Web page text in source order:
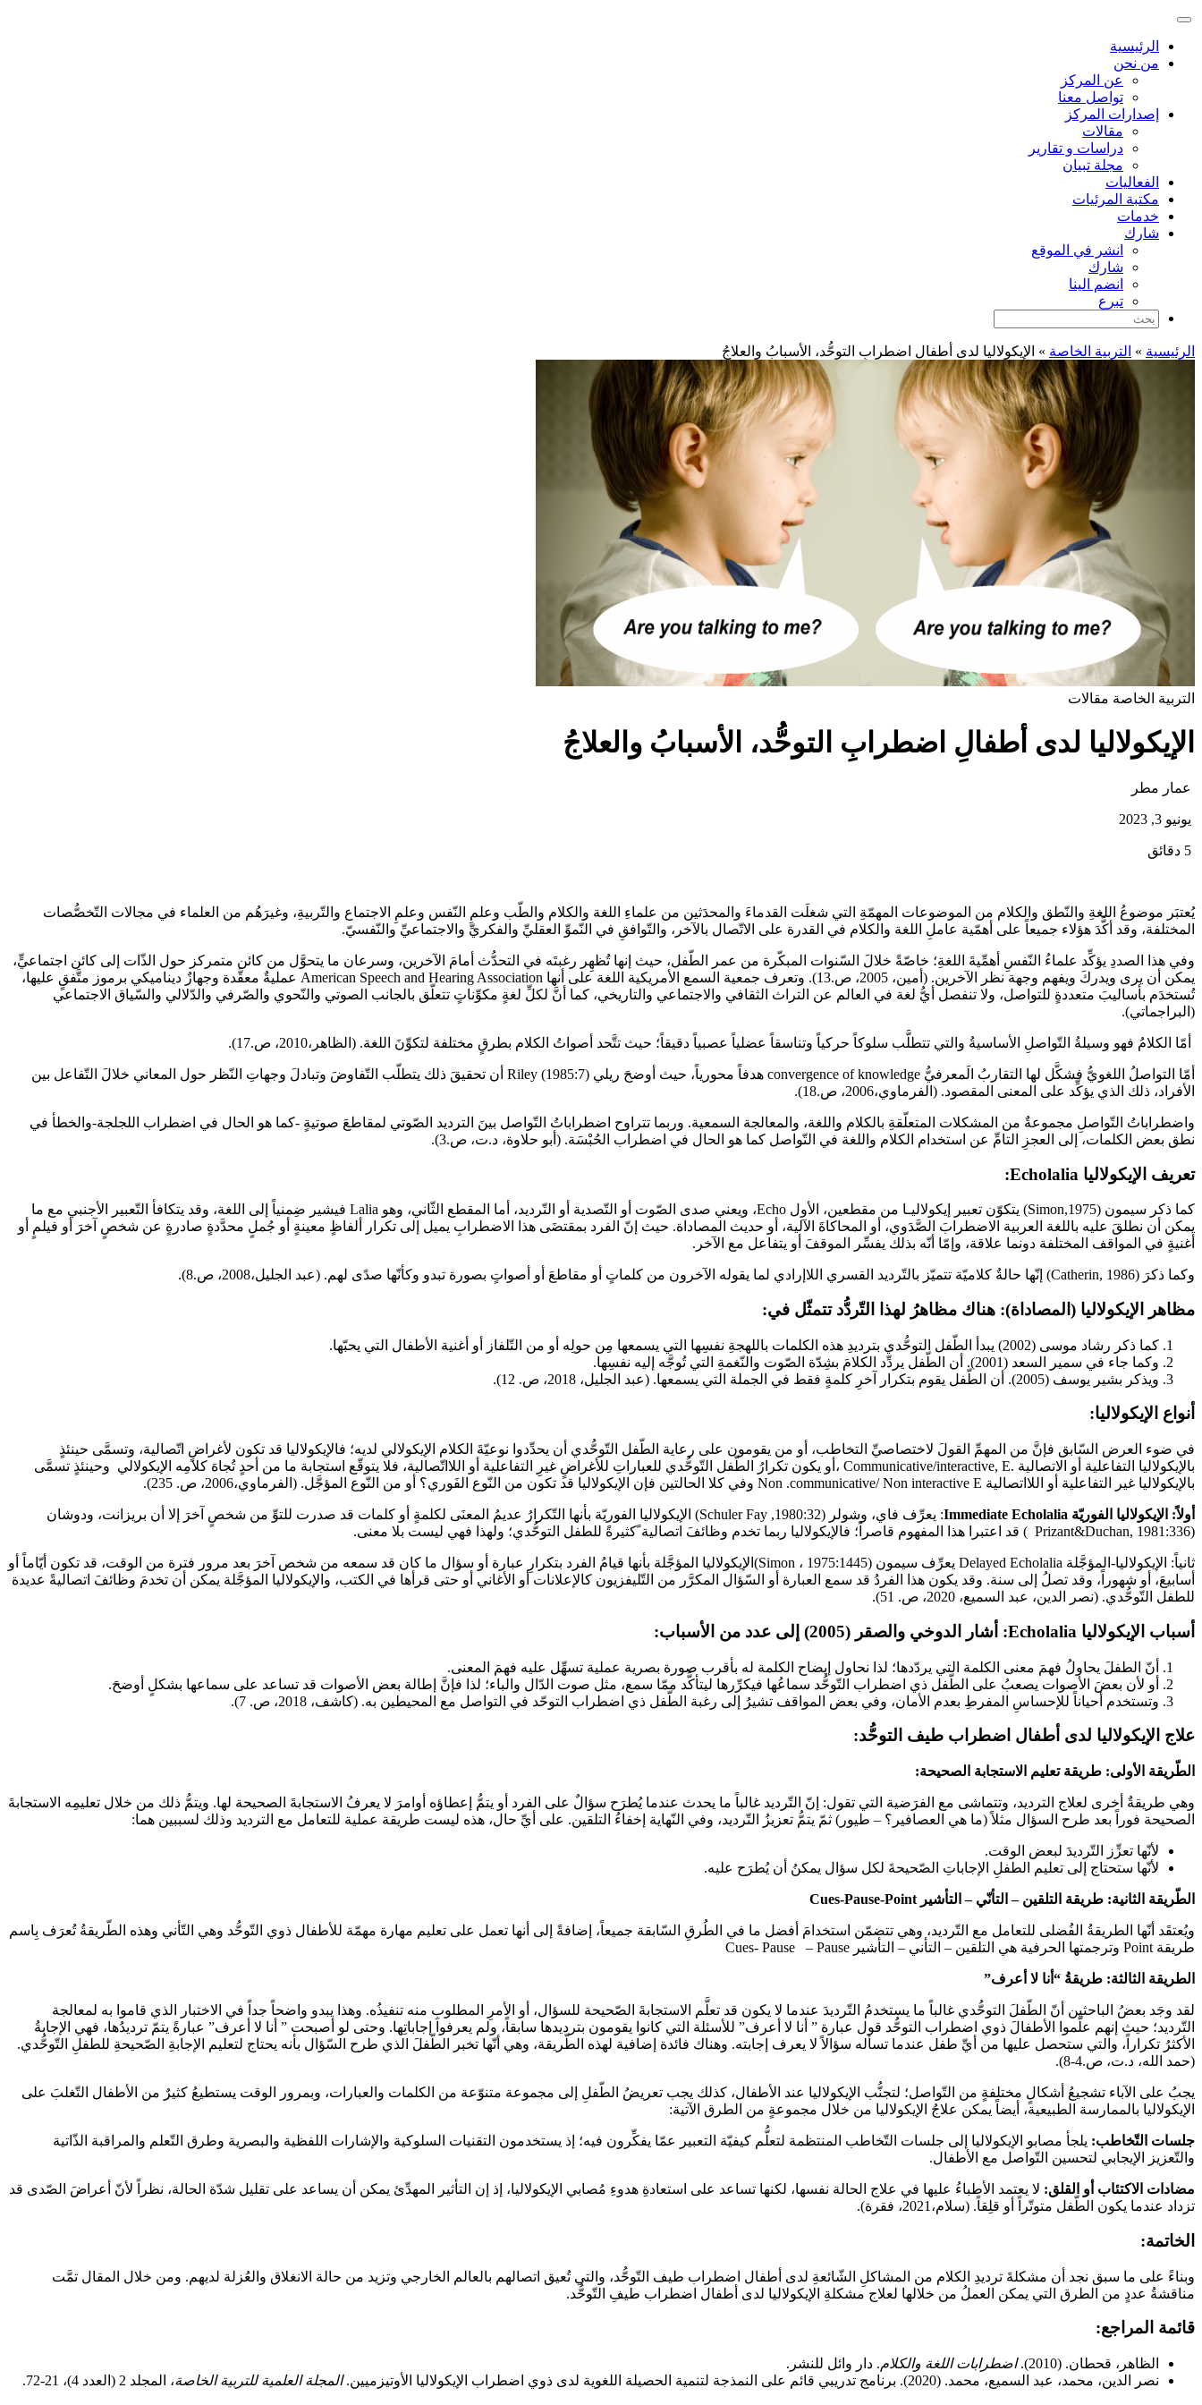
الرئيسية
من نحن
عن المركز
تواصل معنا
إصدارات المركز
مقالات
دراسات و تقارير
مجلة تبيان
الفعاليات
مكتبة المرئيات
خدمات
شارك
انشر في الموقع
شارك
انضم الينا
تبرع
الرئيسية » التربية الخاصة » الإيكولاليا لدى أطفالِ اضطرابِ التوحُّد، الأسبابُ والعلاجُ
التربية الخاصة مقالات
الإيكولاليا لدى أطفالِ اضطرابِ التوحُّد، الأسبابُ والعلاجُ
عمار مطر
يونيو 3, 2023
يُعتبَر موضوعُ اللغةِ والنّطق والكلام من الموضوعات المهمّةِ التي شغلَت القدماءَ والمحدَثين من علماءِ اللغة والكلام والطّب وعلمِ النّفس وعلمِ الاجتماع والتّربيةِ، وغيرَهُم من العلماء في مجالات التّخصُّصات
المختلفة، وقد أكَّدَ هؤلاء جميعاً على أهمّية عاملِ اللغة والكلام في القدرة على الاتّصال بالآخر، والتّوافقِ في النّموِّ العقليِّ والفكريِّ والاجتماعيِّ والنّفسيّ.
وفي هذا الصددِ يؤكِّد علماءُ النّفسِ أهمِّيةَ اللغةِ؛ خاصّةً خلالَ السّنوات المبكّرة من عمر الطّفل، حيث إنها تُظهِر رغبتَه في التحدُّث أمامَ الآخرين، وسرعان ما يتحوَّل من كائن متمركز حول الذّات إلى كائن اجتماعيٍّ،
يمكن أن يرى ويدركَ ويفهم وجهة نظر الآخرين. (أمين، 2005، ص.13). وتعرف جمعية السمع الأمريكية اللغة على أنها American Speech and Hearing Association عمليةٌ معقَّدة وجهازٌ ديناميكي برموز متَّفقٍ عليها،
تُستخدَم بأساليبَ متعددةٍ للتواصل، ولا تنفصل أيُّ لغة في العالم عن التراث الثقافي والاجتماعي والتاريخي، كما أنَّ لكلِّ لغةٍ مكوِّناتٍ تتعلّق بالجانب الصوتي والنّحوي والصّرفي والدّلالي والسّياق الاجتماعي
(البراجماتي).
أمّا الكلامُ فهو وسيلةُ التّواصلِ الأساسيةُ والتي تتطلَّب سلوكاً حركياً وتناسقاً عضلياً عصبياً دقيقاً؛ حيث تتَّحد أصواتُ الكلام بطرقٍ مختلفة لتكوِّنَ اللغة. (الظاهر،2010، ص.17).
أمّا التواصلُ اللغويُّ فشكَّل لها التقاربُ الَمعرفيُّ convergence of knowledge هدفاً محورياً، حيث أوضحَ ريلي (1985:7) Riley أن تحقيقَ ذلك يتطلّب التّفاوضَ وتبادلَ وجهاتِ النّظر حول المعاني خلالَ التّفاعل بين
الأفراد، ذلك الذي يؤكِّد على المعنى المقصود. (الفرماوي،2006، ص.18).
واضطراباتُ التّواصلِ مجموعةٌ من المشكلات المتعلّقةِ بالكلام واللغة، والمعالجة السمعية. وربما تتراوح اضطراباتُ التّواصل بينَ الترديد الصّوتي لمقاطعَ صوتيةٍ -كما هو الحال في اضطراب اللجلجة-والخطأ في
نطق بعض الكلمات، إلى العجزِ التامِّ عن استخدام الكلام واللغة في التّواصل كما هو الحال في اضطراب الحُبْسَة. (أبو حلاوة، د.ت، ص.3).
تعريف الإيكولاليا Echolalia
:
كما ذكر سيمون (1975,Simon) يتكوّن تعبير إيكولاليـا من مقطعين، الأول Echo، ويعني صدى الصّوت أو التّصدية أو التّرديد، أما المقطع الثّاني، وهو Lalia فيشير ضِمنياً إلى اللغة، وقد يتكافأ التّعبير الأجنبي مع ما
يمكن أن نطلقَ عليه باللغة العربية الاضطرابَ الصَّدَوي، أو المحاكاةَ الآلية، أو حديث المصاداة. حيث إنّ الفرد بمقتضَى هذا الاضطرابِ يميل إلى تكرار ألفاظٍ معينةٍ أو جُملٍ محدَّدةٍ صادرةٍ عن شخصٍ آخرَ أو فيلمٍ أو
أغنيةٍ في المواقف المختلفة دونما علاقة، وإمّا أنّه بذلك يفسِّر الموقفَ أو يتفاعل مع الآخر.
وكما ذكرَ (1986 ,Catherin) إنّها حالةٌ كلاميّة تتميّز بالتّرديد القسري اللاإرادي لما يقوله الآخرون من كلماتٍ أو مقاطعَ أو أصواتٍ بصورة تبدو وكأنّها صدًى لهم. (عبد الجليل،2008، ص.8).
مظاهر الإيكولاليا (المصاداة): هناك مظاهرُ لهذا التّردُّد تتمثّل في:
كما ذكر رشاد موسى (2002) يبدأ الطّفل التوحُّدي بترديدِ هذه الكلمات باللهجةِ نفسِها التي يسمعها مِن حولِه أو من التّلفاز أو أغنية الأطفال التي يحبّها.
وكما جاء في سمير السعد (2001). أن الطّفل يردِّد الكلامَ بشِدّة الصّوت والنّغمةِ التي تُوجَّه إليه نفسِها.
ويذكر بشير يوسف (2005). أن الطّفل يقوم بتكرار آخرِ كلمةٍ فقط في الجملة التي يسمعها. (عبد الجليل، 2018، ص. 12).
أنواع الإيكولاليا:
في ضوء العرض السّابق فإنَّ من المهمِّ القولَ لاختصاصيِّ التخاطب، أو من يقومون على رعاية الطّفل التّوحُّدي أن يحدِّدوا نوعيّةَ الكلام الإيكولالي لديه؛ فالإيكولاليا قد تكون لأغراضٍ اتّصالية، وتسمَّى حينئذٍ
بالإيكولاليا التفاعلية أو الاتصالية .Communicative/interactive, E ،أو يكون تكرارُ الطّفل التّوحُّدي للعباراتِ للأغراضٍ غيرِ التفاعلية أو اللااتّصالية، فلا يتوقّع استجابة ما من أحدٍ تُجاهَ كلامِه الإيكولالي وحينئذٍ تسمَّى
بالإيكولاليا غير التفاعلية أو اللااتصالية Non .communicative/ Non interactive E وفي كلا الحالتين فإن الإيكولاليا قد تكون من النّوع الفَوري؟ أو من النّوع المؤجَّل. (الفرماوي،2006، ص. 235).
أولاً: الإيكولاليا الفوريّة Immediate Echolalia
: يعرِّف فاي، وشولر (1980:32, Schuler Fay) الإيكولاليا الفوريّة بأنها التّكرارُ عديمُ المعنَى لكلمةٍ أو كلمات قد صدرت للتوِّ من شخصٍ آخرَ إلا أن بريزانت، ودوشان
(1981:336 ,Prizant&Duchan ) قد اعتبرا هذا المفهوم قاصراً؛ فالإيكولاليا ربما تخدم وظائفَ اتصالية ًكثيرةً للطفل التوحُّدي؛ ولهذا فهي ليست بلا معنى.
ثانياً: الإيكولاليا-المؤجَّلة Delayed Echolalia يعرِّف سيمون (1975:1445 ، Simon)الإيكولاليا المؤجَّلة بأنها قيامُ الفرد بتكرارِ عبارة أو سؤال ما كان قد سمعه من شخص آخرَ بعد مرور فترة من الوقت، قد تكون أيّاماً أو
أسابيعَ، أو شهوراً، وقد تصلُ إلى سنة. وقد يكون هذا الفردُ قد سمع العبارة أو السّؤال المكرَّر من التّليفزيون كالإعلانات أو الأغاني أو حتى قرأها في الكتب، والإيكولاليا المؤجَّلة يمكن أن تخدمَ وظائفَ اتصاليةً عديدة
للطفل التّوحُّدي. (نصر الدين، عبد السميع، 2020، ص. 51).
أسباب الإيكولاليا Echolalia: أشار الدوخي والصقر (2005) إلى عدد من الأسباب:
أنّ الطفلَ يحاولُ فهمَ معنى الكلمة التي يردّدها؛ لذا نحاول إيضاح الكلمة له بأقرب صورة بصرية عملية تسهِّل عليه فهمَ المعنى.
أو لأن بعضَ الأصوات يصعبُ على الطّفل ذي اضطراب التّوحُّد سماعُها فيكرِّرها ليتأكَّد ممّا سمع، مثل صوت الدّال والباء؛ لذا فإنَّ إطالة بعض الأصوات قد تساعد على سماعها بشكلٍ أوضحَ.
وتستخدم أحياناً للإحساسِ المفرطِ بعدم الأمان، وفي بعض المواقف تشيرُ إلى رغبة الطّفل ذي اضطراب التوحّد في التواصل مع المحيطين به. (كاشف، 2018، ص. 7).
علاج الإيكولاليا لدى أطفال اضطراب طيف التوحُّد:
الطّريقة الأولى: طريقة تعليم الاستجابة الصحيحة:
وهي طريقةٌ أخرى لعلاج الترديد، وتتماشى مع الفرَضية التي تقول: إنّ التّرديد غالباً ما يحدث عندما يُطرَح سؤالٌ على الفرد أو يتمُّ إعطاؤه أوامرَ لا يعرفُ الاستجابةَ الصحيحة لها. ويتمُّ ذلك من خلال تعليمِه الاستجابةَ
الصحيحة فوراً بعد طرح السؤال مثلاً (ما هي العصافير؟ – طيور) ثمّ يتمُّ تعزيزُ التّرديد، وفي النّهاية إخفاءُ التلقين. على أيِّ حال، هذه ليست طريقة عملية للتعامل مع الترديد وذلك لسببين هما:
لأنّها تعزِّز التّرديدَ لبعض الوقت.
لأنّها ستحتاج إلى تعليم الطفلِ الإجاباتِ الصّحيحةَ لكل سؤال يمكنُ أن يُطرَح عليه.
الطّريقة الثانية: طريقة التلقين – التأنّي – التأشير Cues-Pause-Point
ويُعتقَد أنّها الطريقةُ الفُضلى للتعامل مع التّرديد، وهي تتضمّن استخدامَ أفضل ما في الطُرقِ السّابقة جميعاً، إضافةً إلى أنها تعمل على تعليم مهارة مهمّة للأطفال ذوي التّوحُّد وهي التّأني وهذه الطّريقةُ تُعرَف بِاسم
طريقة Point وترجمتها الحرفية هي التلقين – التأني – التأشير Cues- Pause – Pause
الطريقة الثالثة: طريقةُ “أنا لا أعرف”
لقد وجَد بعضُ الباحثين أنّ الطّفلَ التوحُّدي غالباً ما يستخدمُ التّرديدَ عندما لا يكون قد تعلَّم الاستجابةَ الصّحيحة للسؤال، أو الأمرِ المطلوبِ منه تنفيذُه. وهذا يبدو واضحاً جداً في الاختبار الذي قاموا به لمعالجة
التّرديد؛ حيث إنهم علَّموا الأطفالَ ذوي اضطراب التوحُّد قول عبارة ” أنا لا أعرف” للأسئلة التي كانوا يقومون بترديدها سابقاً، ولم يعرفوا إجاباتِها. وحتى لو أصبحت ” أنا لا أعرف” عبارةً يتمّ ترديدُها، فهي الإجابةُ
الأكثرُ تكراراً، والتي ستحصل عليها من أيِّ طفل عندما تسأله سؤالاً لا يعرف إجابته. وهناك فائدة إضافية لهذه الطّريقة، وهي أنّها تخبر الطّفلَ الذي طرح السّؤال بأنه يحتاج لتعليم الإجابةِ الصّحيحةِ للطفلِ التّوحُّدي.
(حمد الله، د.ت، ص.4-8).
يجبُ على الآباء تشجيعُ أشكالٍ مختلفةٍ من التّواصل؛ لتجنُّب الإيكولاليا عند الأطفال، كذلك يجب تعريضُ الطّفلِ إلى مجموعة متنوّعة من الكلمات والعبارات، وبمرور الوقت يستطيعُ كثيرٌ من الأطفال التّغلبَ على
الإيكولاليا بالممارسة الطبيعية، أيضاً يمكن علاجُ الإيكولاليا من خلال مجموعةٍ من الطرق الآتية:
جلسات التّخاطب: يلجأ مصابو الإيكولاليا إلى جلسات التّخاطب المنتظمة لتعلُّم كيفيّة التعبير عمّا يفكِّرون فيه؛ إذ يستخدمون التقنيات السلوكية والإشارات اللفظية والبصرية وطرق التّعلم والمراقبة الذّاتية
والتّعزيز الإيجابي لتحسين التّواصل مع الأطفال.
مضادات الاكتئاب أو القلق: لا يعتمد الأطباءُ عليها في علاج الحالة نفسها، لكنها تساعد على استعادةِ هدوءِ مُصابي الإيكولاليا، إذ إن التأثير المهدِّئ يمكن أن يساعد على تقليل شدّة الحالة، نظراً لأنّ أعراضَ الصّدى قد
تزداد عندما يكون الطّفل متوتّراً أو قلِقاً. (سلام،2021، فقرة).
الخاتمة:
وبناءً على ما سبق نجد أن مشكلةَ ترديدِ الكلام من المشاكلِ الشّائعةِ لدى أطفال اضطراب طيف التّوحُّد، والتي تُعيق اتصالهم بالعالم الخارجي وتزيد من حالة الانغلاق والعُزلة لديهم. ومن خلال المقال تمَّت
مناقشةُ عددٍ من الطرق التي يمكن العملُ من خلالها لعلاج مشكلةِ الإيكولاليا لدى أطفال اضطراب طيفِ التّوحُّد.
قائمة المراجع:
الظاهر، قحطان. (2010). اضطرابات اللغة والكلام. دار وائل للنشر.
نصر الدين، محمد، عبد السميع، محمد. (2020). برنامج تدريبي قائم على النمذجة لتنمية الحصيلة اللغوية لدى ذوي اضطراب الإيكولاليا الأوتيزميين.
المجلة العلمية للتربية الخاصة، المجلد 2 (العدد 4)، 21-72.